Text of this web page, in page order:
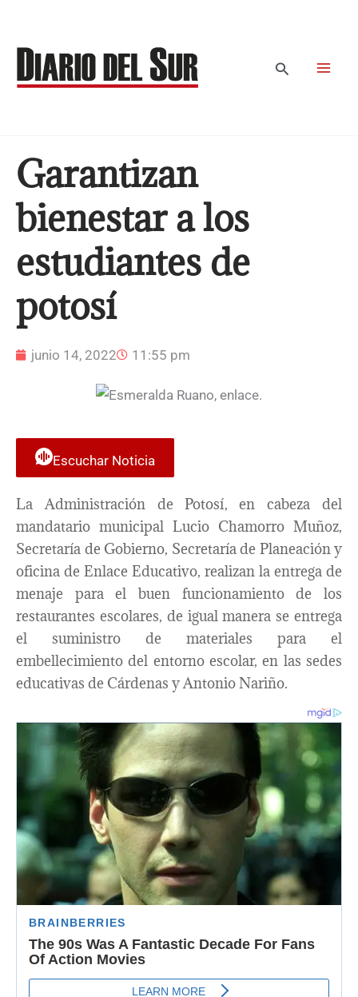
contenido
Buscar
Garantizan
bienestar a los
estudiantes de
potosí
junio 14, 2022 11:55 pm
Escuchar Noticia
La Administración de Potosí, en cabeza del
mandatario municipal Lucio Chamorro Muñoz,
Secretaría de Gobierno, Secretaría de Planeación y
oficina de Enlace Educativo, realizan la entrega de
menaje para el buen funcionamiento de los
restaurantes escolares, de igual manera se entrega
el suministro de materiales para el
embellecimiento del entorno escolar, en las sedes
educativas de Cárdenas y Antonio Nariño.